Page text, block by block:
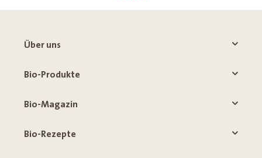
Über uns
Bio-Produkte
Bio-Magazin
Bio-Rezepte